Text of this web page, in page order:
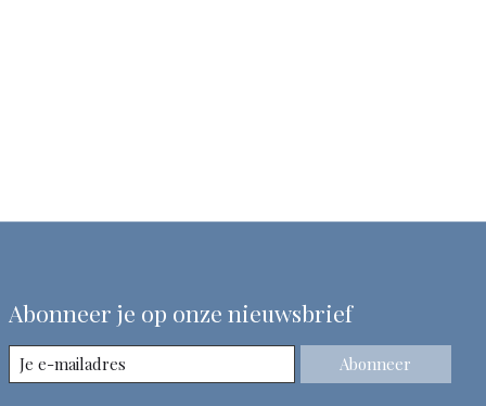
Abonneer je op onze nieuwsbrief
Abonneer